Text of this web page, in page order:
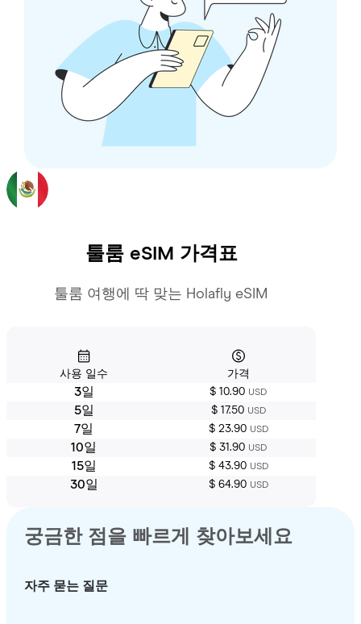
툴룸eSIM 가격표
툴룸 여행에 딱 맞는 Holafly eSIM
사용 일수 가격
3일 $ 10.90 USD
5일 $ 17.50 USD
7일 $ 23.90 USD
10일 $ 31.90 USD
15일 $ 43.90 USD
30일 $ 64.90 USD
궁금한 점을 빠르게 찾아보세요
자주 묻는 질문